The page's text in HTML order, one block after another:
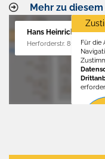
Mehr zu
Hans Heinrichs GmbH
Herforderstr. 81, 32657
Für die